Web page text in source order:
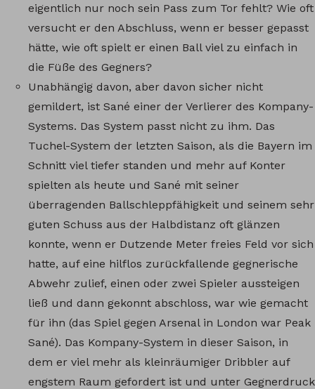
eigentlich nur noch sein Pass zum Tor fehlt? Wie oft
versucht er den Abschluss, wenn er besser gepasst
hätte, wie oft spielt er einen Ball viel zu einfach in
die Füße des Gegners?
Unabhängig davon, aber davon sicher nicht
gemildert, ist Sané einer der Verlierer des Kompany-
Systems. Das System passt nicht zu ihm. Das
Tuchel-System der letzten Saison, als die Bayern im
Schnitt viel tiefer standen und mehr auf Konter
spielten als heute und Sané mit seiner
überragenden Ballschleppfähigkeit und seinem sehr
guten Schuss aus der Halbdistanz oft glänzen
konnte, wenn er Dutzende Meter freies Feld vor sich
hatte, auf eine hilflos zurückfallende gegnerische
Abwehr zulief, einen oder zwei Spieler aussteigen
ließ und dann gekonnt abschloss, war wie gemacht
für ihn (das Spiel gegen Arsenal in London war Peak
Sané). Das Kompany-System in dieser Saison, in
dem er viel mehr als kleinräumiger Dribbler auf
engstem Raum gefordert ist und unter Gegnerdruck